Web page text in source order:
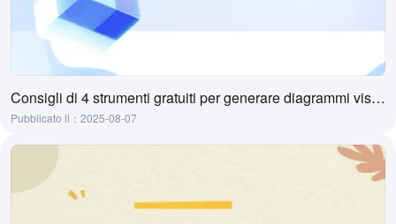
Consigli di 4 strumenti gratuiti per generare diagrammi visivi con l'IA
Pubblicato il：2025-08-07